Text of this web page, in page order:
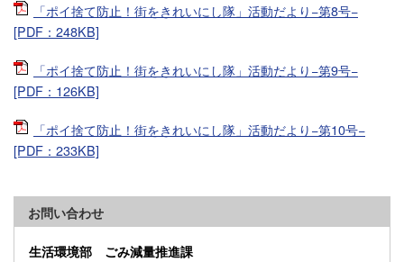
「ポイ捨て防止！街をきれいにし隊」活動だより−第8号−
[PDF：248KB]
「ポイ捨て防止！街をきれいにし隊」活動だより−第9号−
[PDF：126KB]
「ポイ捨て防止！街をきれいにし隊」活動だより−第10号−
[PDF：233KB]
お問い合わせ
生活環境部 ごみ減量推進課